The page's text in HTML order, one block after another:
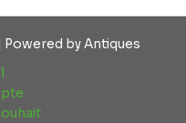
by Antiques